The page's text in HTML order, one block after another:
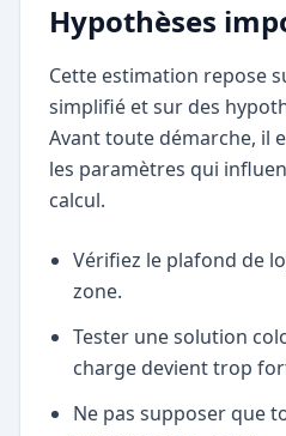
Hypothèses
Cette estimation repose
simplifié et sur des
Avant toute démarche, il
les paramètres qui
calcul.
Vérifiez le plafond de
zone.
Tester une solution
charge devient trop
Ne pas supposer que